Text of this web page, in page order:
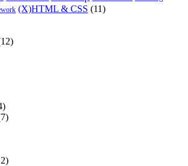
(X)HTML & CSS (11)